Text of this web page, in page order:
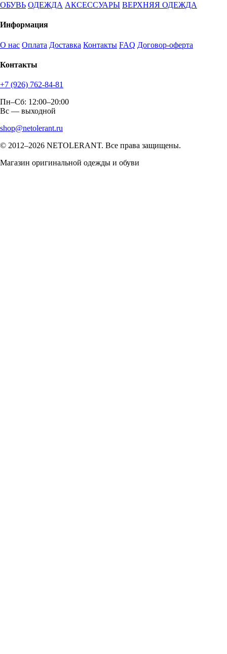
ОБУВЬ ОДЕЖДА АКСЕССУАРЫ ВЕРХНЯЯ ОДЕЖДА
Информация
О нас Оплата Доставка Контакты FAQ Договор-оферта
Контакты
+7 (926) 762-84-81
Пн–Сб: 12:00–20:00
Вс — выходной
shop@netolerant.ru
© 2012–2026 NETOLERANT. Все права защищены.
Магазин оригинальной одежды и обуви